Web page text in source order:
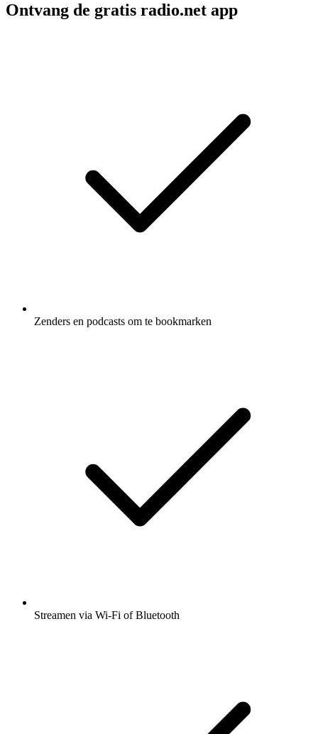
Ontvang de gratis radio.net app
Zenders en podcasts om te bookmarken
Streamen via Wi-Fi of Bluetooth